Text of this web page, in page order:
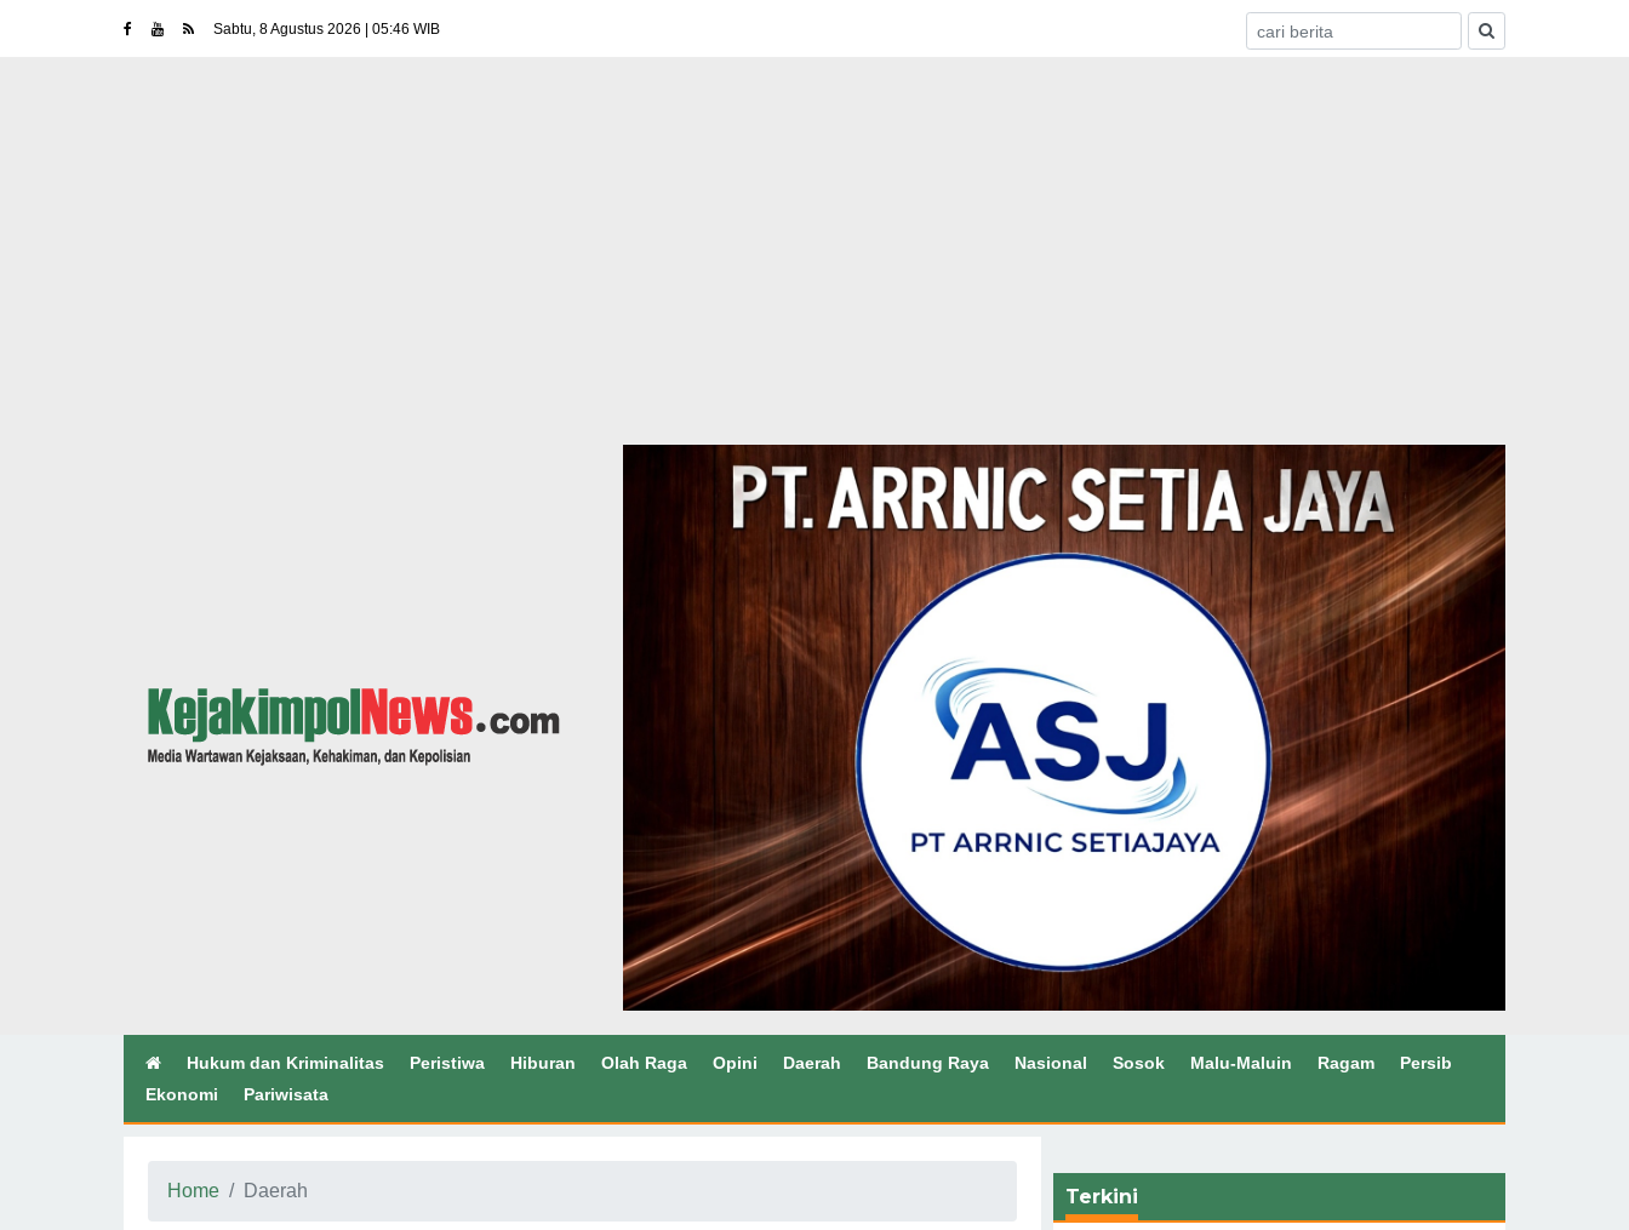
Sabtu, 8 Agustus 2026 | 05:46 WIB
Hukum dan Kriminalitas Peristiwa Hiburan Olah Raga Opini Daerah Bandung Raya Nasional Sosok Malu-Maluin Ragam
Persib
Ekonomi
Pariwisata
Home Daerah Terkini